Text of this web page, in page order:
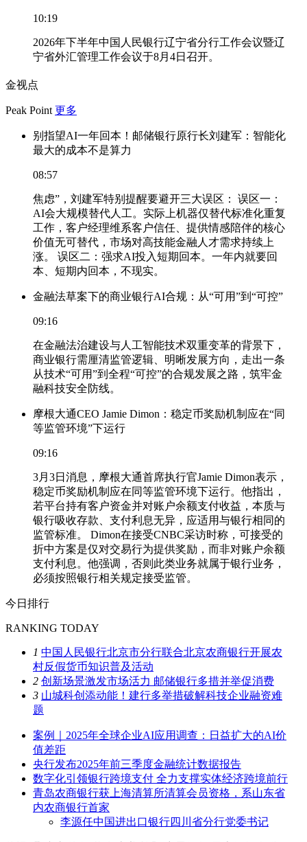
10:19
2026年下半年中国人民银行辽宁省分行工作会议暨辽
宁省外汇管理工作会议于8月4日召开。
金视点
Peak Point 更多
别指望AI一年回本！邮储银行原行长刘建军：智能化
最大的成本不是算力
08:57
焦虑”，刘建军特别提醒要避开三大误区： 误区一：
AI会大规模替代人工。实际上机器仅替代标准化重复
工作，客户经理维系客户信任、提供情感陪伴的核心
价值无可替代，市场对高技能金融人才需求持续上
涨。 误区二：强求AI投入短期回本。一年内就要回
本、短期内回本，不现实。
金融法草案下的商业银行AI合规：从“可用”到“可控”
09:16
在金融法治建设与人工智能技术双重变革的背景下，
商业银行需厘清监管逻辑、明晰发展方向，走出一条
从技术“可用”到全程“可控”的合规发展之路，筑牢金
融科技安全防线。
摩根大通CEO Jamie Dimon：稳定币奖励机制应在“同
等监管环境”下运行
09:16
3月3日消息，摩根大通首席执行官Jamie Dimon表示，
稳定币奖励机制应在同等监管环境下运行。他指出，
若平台持有客户资金并对账户余额支付收益，本质与
银行吸收存款、支付利息无异，应适用与银行相同的
监管标准。 Dimon在接受CNBC采访时称，可接受的
折中方案是仅对交易行为提供奖励，而非对账户余额
支付利息。他强调，否则此类业务就属于银行业务，
必须按照银行相关规定接受监管。
今日排行
RANKING TODAY
1 中国人民银行北京市分行联合北京农商银行开展农
村反假货币知识普及活动
2 创新场景激发市场活力 邮储银行多措并举促消费
3 山城科创添动能！建行多举措破解科技企业融资难
题
案例｜2025年全球企业AI应用调查：日益扩大的AI价
值差距
央行发布2025年前三季度金融统计数据报告
数字化引领银行跨境支付 全力支撑实体经济跨境前行
青岛农商银行获上海清算所清算会员资格，系山东省
内农商银行首家
李源任中国进出口银行四川省分行党委书记